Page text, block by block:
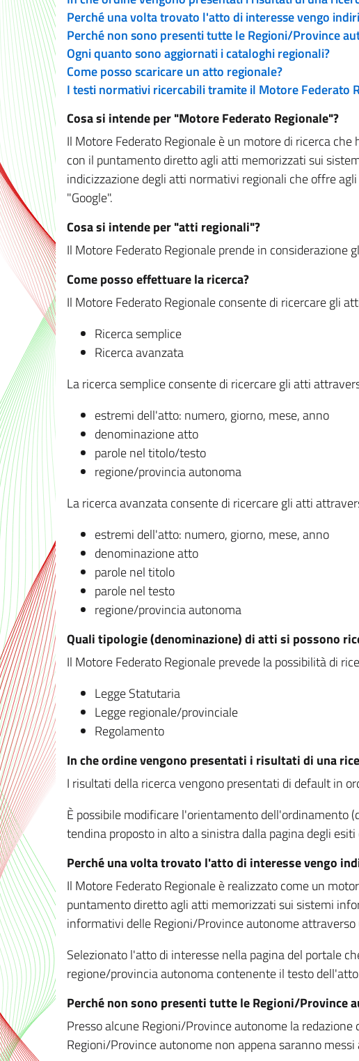
Perché una volta trovato l'atto di interesse vengo
Perché non sono presenti tutte le Regioni/Province
Ogni quanto sono aggiornati i cataloghi regionali?
Come posso scaricare un atto regionale?
I testi normativi ricercabili tramite il Motore Federato
Cosa si intende per "Motore Federato Regionale"?
Il Motore Federato Regionale è un motore di ricerca
con il puntamento diretto agli atti memorizzati sui
indicizzazione degli atti normativi regionali che offre
"Google".
Cosa si intende per "atti regionali"?
Il Motore Federato Regionale prende in considerazione
Come posso effettuare la ricerca?
Il Motore Federato Regionale consente di ricercare gli
Ricerca semplice
Ricerca avanzata
La ricerca semplice consente di ricercare gli atti
estremi dell'atto: numero, giorno, mese, anno
denominazione atto
parole nel titolo/testo
regione/provincia autonoma
La ricerca avanzata consente di ricercare gli atti
estremi dell'atto: numero, giorno, mese, anno
denominazione atto
parole nel titolo
parole nel testo
regione/provincia autonoma
Quali tipologie (denominazione) di atti si possono
Il Motore Federato Regionale prevede la possibilità di
Legge Statutaria
Legge regionale/provinciale
Regolamento
In che ordine vengono presentati i risultati di una
I risultati della ricerca vengono presentati di default in
È possibile modificare l'orientamento
tendina proposto in alto a sinistra dalla pagina degli esiti
Perché una volta trovato l'atto di interesse vengo
Il Motore Federato Regionale è realizzato come un
puntamento diretto agli atti memorizzati sui sistemi
informativi delle Regioni/Province autonome
Selezionato l'atto di interesse nella pagina del portale
regione/provincia autonoma contenente il testo
Perché non sono presenti tutte le Regioni/Province
Presso alcune Regioni/Province autonome la
Regioni/Province autonome non appena saranno